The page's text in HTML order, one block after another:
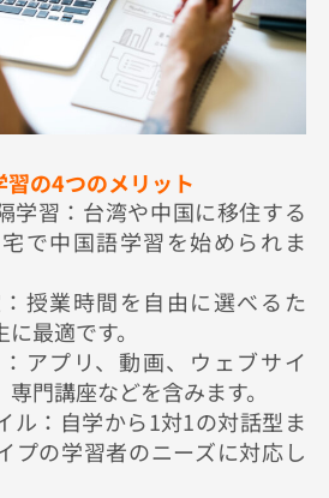
の4つのメリット
学習：台湾や中国に移住する
で中国語学習を始められま
授業時間を自由に選べるた
最適です。
アプリ、動画、ウェブサイ
門講座などを含みます。
ル：自学から1対1の対話型ま
プの学習者のニーズに対応し